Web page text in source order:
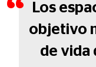
Los
objetivo
de vida